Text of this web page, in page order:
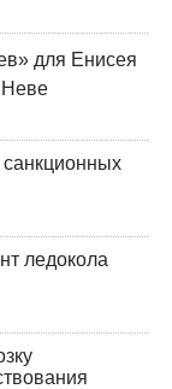
для Енисея
Неве
ледокола